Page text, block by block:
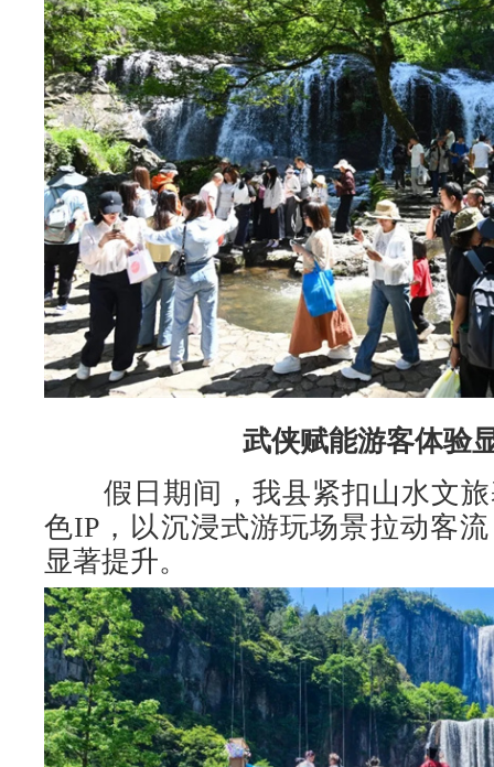
武侠赋能游客体验
假日期间，我县紧扣山水文旅
色IP，以沉浸式游玩场景拉动客
显著提升。